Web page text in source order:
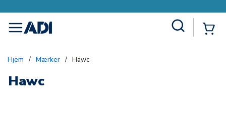
menu
Hjem / Mærker / Hawc
Hawc